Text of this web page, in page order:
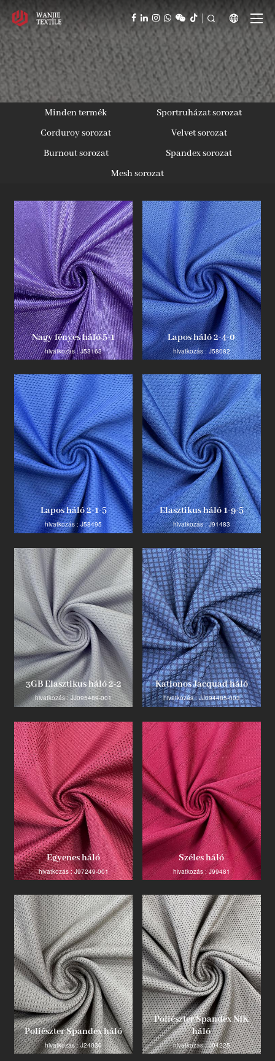
  
Termék
Ipari innovátor
Minden termék
Sportruházat sorozat
Corduroy sorozat
Velvet sorozat
Burnout sorozat
Spandex sorozat
Mesh sorozat
Nagy fényes háló 5-1
hivatkozás : J53163
Lapos háló 2-4-0
hivatkozás : J58082
Lapos háló 2-1-5
hivatkozás : J58495
Elasztikus háló 1-9-5
hivatkozás : J91483
3GB Elasztikus háló 2-2
hivatkozás : JJ095489-001
Kationos Jacquad háló
hivatkozás : JJ094485-003
Egyenes háló
hivatkozás : J97249-001
Széles háló
hivatkozás : J99481
Poliészter Spandex háló
hivatkozás : J24030
Poliészter Spandex NIK
háló
hivatkozás : J94225